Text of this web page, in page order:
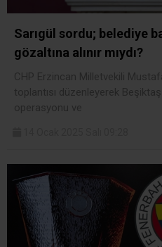
Sarıgül sordu; belediye
gözaltına alınır mıydı?
CHP Erzincan Milletvekili
toplantısı düzenleyerek
operasyonu ve